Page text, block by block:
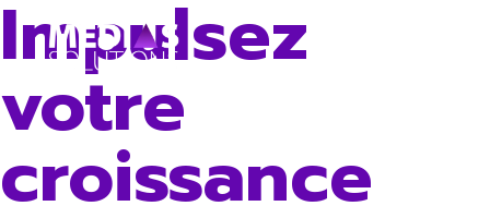
Skip
Impulsez
votre
croissance